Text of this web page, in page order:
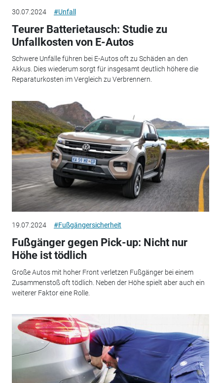
30.07.2024 #Unfall
Teurer Batterietausch: Studie zu
Unfallkosten von E-Autos
Schwere Unfälle führen bei E-Autos oft zu Schäden an den
Akkus. Dies wiederum sorgt für insgesamt deutlich höhere die
Reparaturkosten im Vergleich zu Verbrennern.
19.07.2024 #Fußgängersicherheit
Fußgänger gegen Pick-up: Nicht nur
Höhe ist tödlich
Große Autos mit hoher Front verletzen Fußgänger bei einem
Zusammenstoß oft tödlich. Neben der Höhe spielt aber auch ein
weiterer Faktor eine Rolle.